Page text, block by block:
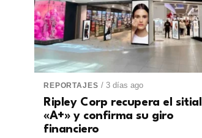
REPORTAJES / 3 días ago
Ripley Corp recupera el sitial
«A+» y confirma su giro
financiero